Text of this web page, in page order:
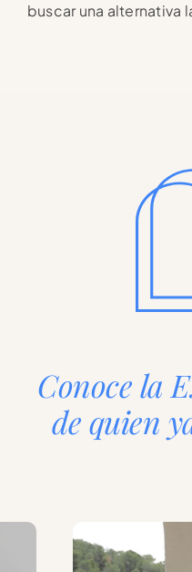
buscar una alternativa
Conoce la
de quien